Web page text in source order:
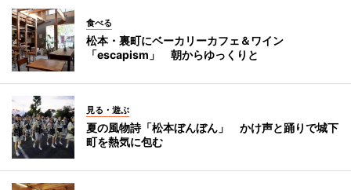
食べる
松本・裏町にベーカリーカフェ＆ワイン
「escapism」 朝からゆっくりと
見る・遊ぶ
夏の風物詩「松本ぼんぼん」 かけ声と踊りで城下
町を熱気に包む